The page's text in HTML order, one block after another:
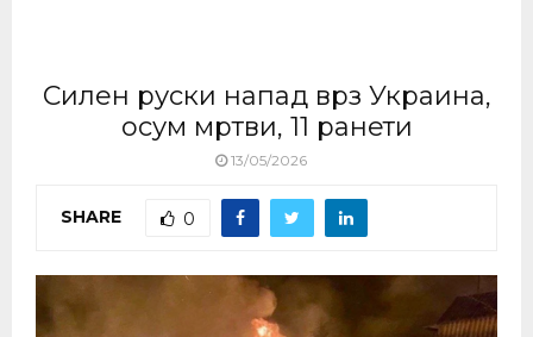
Силен руски напад врз Украина,
осум мртви, 11 ранети
13/05/2026
SHARE 0